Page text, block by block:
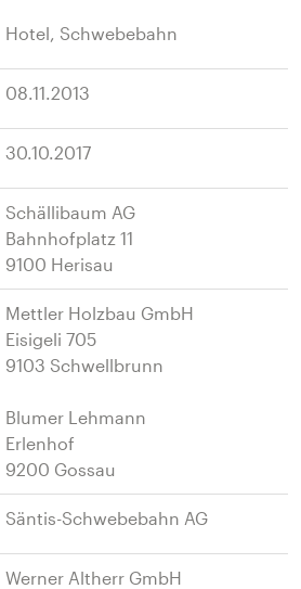
Hotel, Schwebebahn
08.11.2013
30.10.2017
Schällibaum AG
Bahnhofplatz 11
9100 Herisau
Mettler Holzbau GmbH
Eisigeli 705
9103 Schwellbrunn
Blumer Lehmann
Erlenhof
9200 Gossau
Säntis-Schwebebahn AG
Werner Altherr GmbH